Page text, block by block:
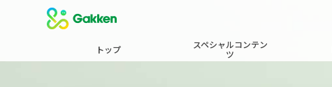
トップ
スペシャルコンテン
ツ